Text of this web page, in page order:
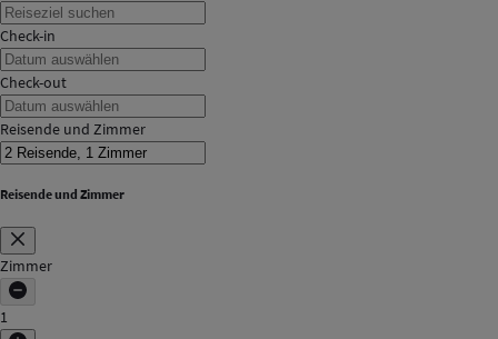
Check-in
Check-out
Reisende und Zimmer
Reisende und Zimmer
Zimmer
1